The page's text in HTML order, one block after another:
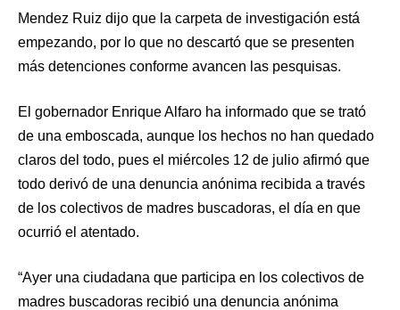
Mendez Ruiz dijo que la carpeta de investigación está
empezando, por lo que no descartó que se presenten
más detenciones conforme avancen las pesquisas.
El gobernador Enrique Alfaro ha informado que se trató
de una emboscada, aunque los hechos no han quedado
claros del todo, pues el miércoles 12 de julio afirmó que
todo derivó de una denuncia anónima recibida a través
de los colectivos de madres buscadoras, el día en que
ocurrió el atentado.
“Ayer una ciudadana que participa en los colectivos de
madres buscadoras recibió una denuncia anónima